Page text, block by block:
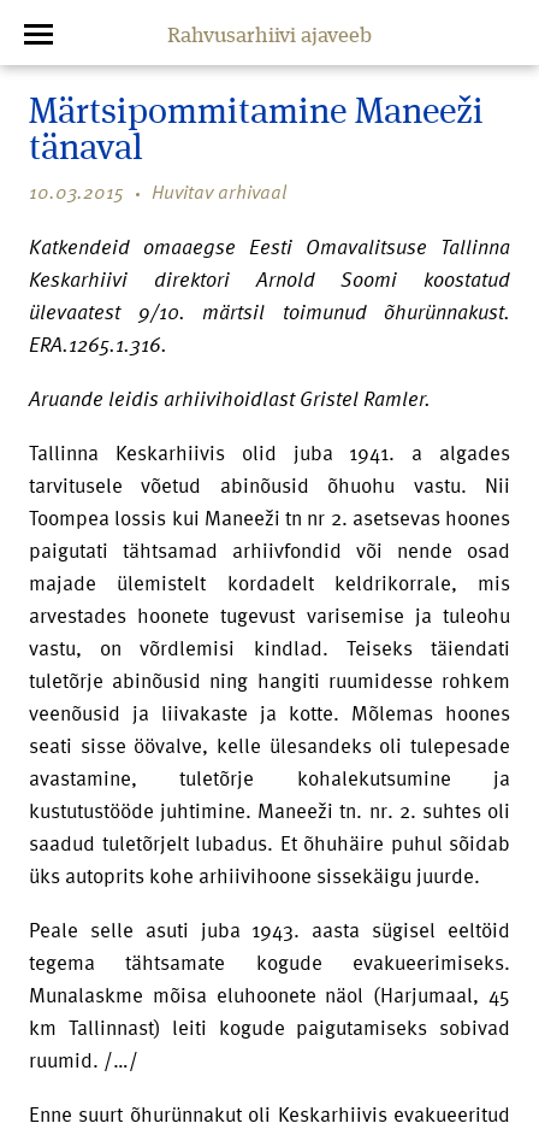
Rahvusarhiivi ajaveeb
Märtsipommitamine Maneeži
tänaval
10.03.2015 Huvitav arhivaal
Katkendeid omaaegse Eesti Omavalitsuse Tallinna
Keskarhiivi direktori Arnold Soomi koostatud
ülevaatest 9/10. märtsil toimunud õhurünnakust.
ERA.1265.1.316.
Aruande leidis arhiivihoidlast Gristel Ramler.
Tallinna Keskarhiivis olid juba 1941. a algades
tarvitusele võetud abinõusid õhuohu vastu. Nii
Toompea lossis kui Maneeži tn nr 2. asetsevas hoones
paigutati tähtsamad arhiivfondid või nende osad
majade ülemistelt kordadelt keldrikorrale, mis
arvestades hoonete tugevust varisemise ja tuleohu
vastu, on võrdlemisi kindlad. Teiseks täiendati
tuletõrje abinõusid ning hangiti ruumidesse rohkem
veenõusid ja liivakaste ja kotte. Mõlemas hoones
seati sisse öövalve, kelle ülesandeks oli tulepesade
avastamine, tuletõrje kohalekutsumine ja
kustutustööde juhtimine. Maneeži tn. nr. 2. suhtes oli
saadud tuletõrjelt lubadus. Et õhuhäire puhul sõidab
üks autoprits kohe arhiivihoone sissekäigu juurde.
Peale selle asuti juba 1943. aasta sügisel eeltöid
tegema tähtsamate kogude evakueerimiseks.
Munalaskme mõisa eluhoonete näol (Harjumaal, 45
km Tallinnast) leiti kogude paigutamiseks sobivad
ruumid. /…/
Enne suurt õhurünnakut oli Keskarhiivis evakueeritud